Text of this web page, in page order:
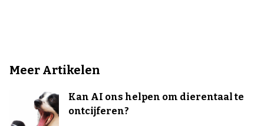
Meer Artikelen
Kan AI ons helpen om dierentaal te
ontcijferen?